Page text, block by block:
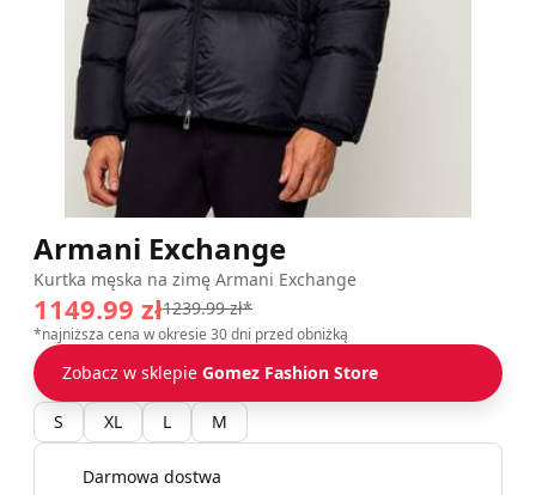
Armani Exchange
Kurtka męska na zimę Armani Exchange
1149.99 zł1239.99 zł*
*najniższa cena w okresie 30 dni przed obniżką
Zobacz w sklepie Gomez Fashion Store
S XL L M
Darmowa dostwa